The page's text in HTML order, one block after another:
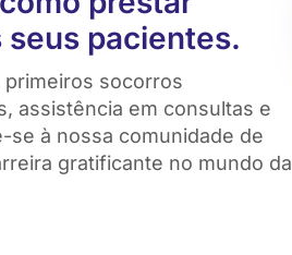
seus pacientes.
primeiros socorros
assistência em consultas e
se à nossa comunidade de
gratificante no mundo da